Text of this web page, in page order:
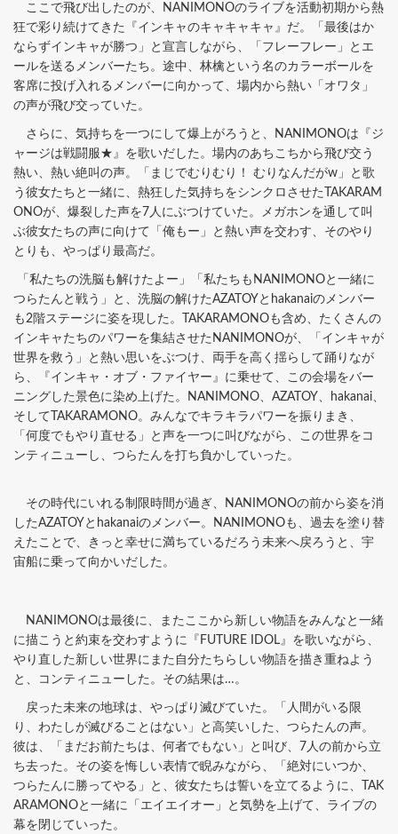
ここで飛び出したのが、NANIMONOのライブを活動初期から熱
狂で彩り続けてきた『インキャのキャキャキャ』だ。「最後はか
ならずインキャが勝つ」と宣言しながら、「フレーフレー」とエ
ールを送るメンバーたち。途中、林檎という名のカラーボールを
客席に投げ入れるメンバーに向かって、場内から熱い「オワタ」
の声が飛び交っていた。
さらに、気持ちを一つにして爆上がろうと、NANIMONOは『ジ
ャージは戦闘服★』を歌いだした。場内のあちこちから飛び交う
熱い、熱い絶叫の声。「まじでむりむり！ むりなんだがw」と歌
う彼女たちと一緒に、熱狂した気持ちをシンクロさせたTAKARAM
ONOが、爆裂した声を7人にぶつけていた。メガホンを通して叫
ぶ彼女たちの声に向けて「俺もー」と熱い声を交わす、そのやり
とりも、やっぱり最高だ。
「私たちの洗脳も解けたよー」「私たちもNANIMONOと一緒に
つらたんと戦う」と、洗脳の解けたAZATOYとhakanaiのメンバー
も2階ステージに姿を現した。TAKARAMONOも含め、たくさんの
インキャたちのパワーを集結させたNANIMONOが、「インキャが
世界を救う」と熱い思いをぶつけ、両手を高く揺らして踊りなが
ら、『インキャ・オブ・ファイヤー』に乗せて、この会場をバー
ニングした景色に染め上げた。NANIMONO、AZATOY、hakanai、
そしてTAKARAMONO。みんなでキラキラパワーを振りまき、
「何度でもやり直せる」と声を一つに叫びながら、この世界をコ
ンティニューし、つらたんを打ち負かしていった。
その時代にいれる制限時間が過ぎ、NANIMONOの前から姿を消
したAZATOYとhakanaiのメンバー。NANIMONOも、過去を塗り替
えたことで、きっと幸せに満ちているだろう未来へ戻ろうと、宇
宙船に乗って向かいだした。
NANIMONOは最後に、またここから新しい物語をみんなと一緒
に描こうと約束を交わすように『FUTURE IDOL』を歌いながら、
やり直した新しい世界にまた自分たちらしい物語を描き重ねよう
と、コンティニューした。その結果は…。
戻った未来の地球は、やっぱり滅びていた。「人間がいる限
り、わたしが滅びることはない」と高笑いした、つらたんの声。
彼は、「まだお前たちは、何者でもない」と叫び、7人の前から立
ち去った。その姿を悔しい表情で睨みながら、「絶対にいつか、
つらたんに勝ってやる」と、彼女たちは誓いを立てるように、TAK
ARAMONOと一緒に「エイエイオー」と気勢を上げて、ライブの
幕を閉じていった。